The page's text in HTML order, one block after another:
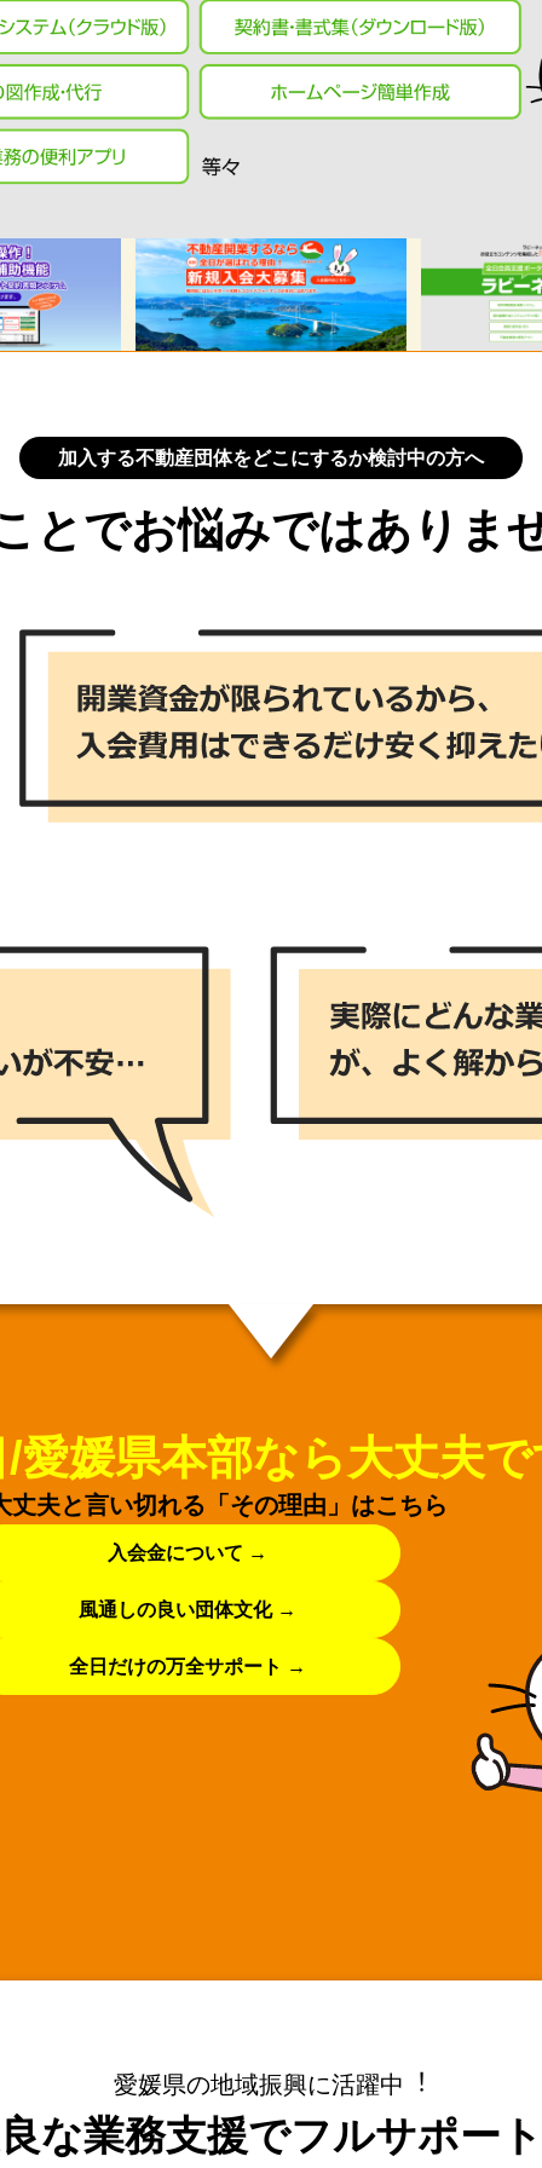
加入する不動産団体をどこにするか検討中の方へ
とでお悩みではありま
愛媛県本部なら大丈夫
丈夫と言い切れる「その理由」はこちら
入会金について →
風通しの良い団体文化 →
全日だけの万全サポート →
愛媛県の地域振興に活躍中︕
な業務支援でフルサポー